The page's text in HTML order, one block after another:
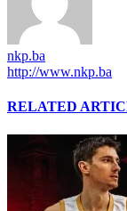
nkp.ba
http://www.nkp.ba
RELATED